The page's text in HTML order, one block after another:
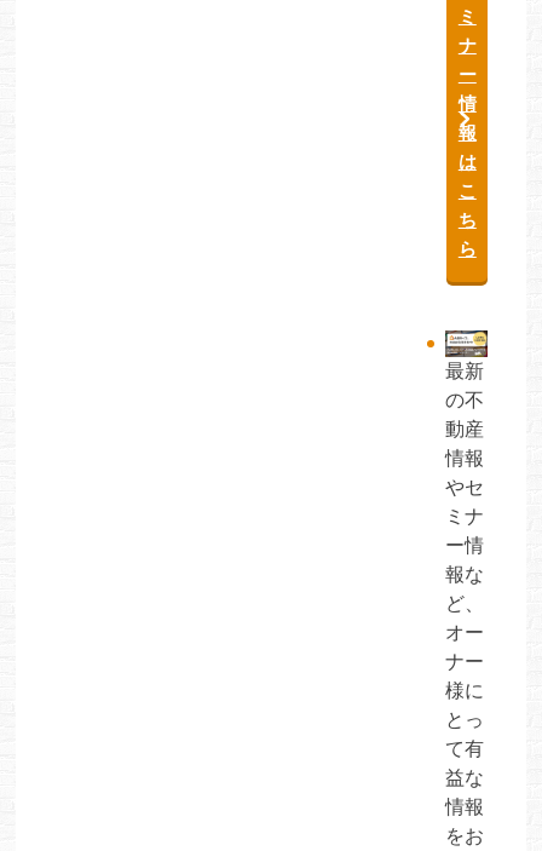
ミ
ナ
ー
情
報
は
こ
ち
ら
最新
の不
動産
情報
やセ
ミナ
ー情
報な
ど、
オー
ナー
様に
とっ
て有
益な
情報
をお